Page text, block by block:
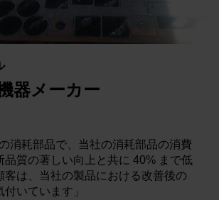
器メーカー
消耗部品で、当社の消耗部品の消費
品質の著しい向上と共に 40% まで低
客は、当社の製品における改善後の
いています」